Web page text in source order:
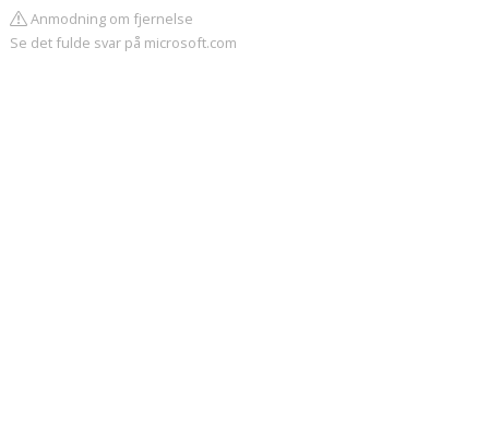
Anmodning om fjernelse
Se det fulde svar på microsoft.com